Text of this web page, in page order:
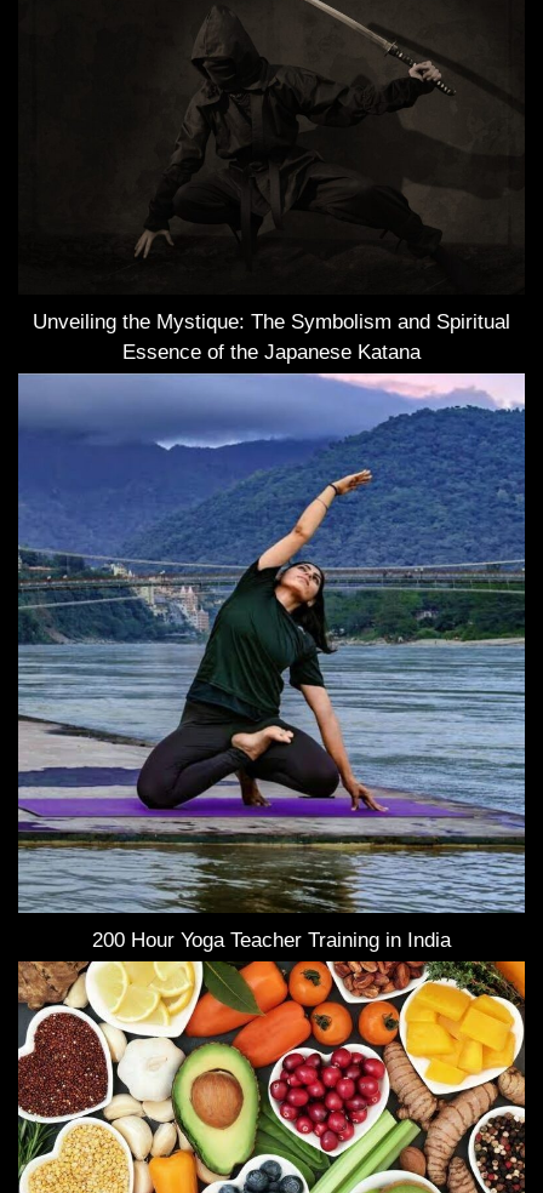
Unveiling the Mystique: The Symbolism and Spiritual
Essence of the Japanese Katana
200 Hour Yoga Teacher Training in India